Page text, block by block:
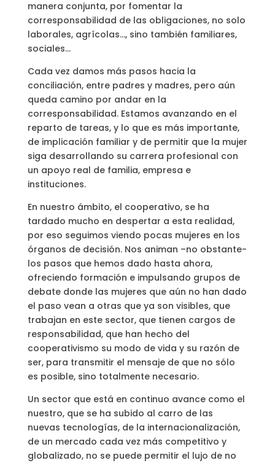
manera conjunta, por fomentar la
corresponsabilidad de las obligaciones, no solo
laborales, agrícolas…, sino también familiares,
sociales…
Cada vez damos más pasos hacia la
conciliación, entre padres y madres, pero aún
queda camino por andar en la
corresponsabilidad. Estamos avanzando en el
reparto de tareas, y lo que es más importante,
de implicación familiar y de permitir que la mujer
siga desarrollando su carrera profesional con
un apoyo real de familia, empresa e
instituciones.
En nuestro ámbito, el cooperativo, se ha
tardado mucho en despertar a esta realidad,
por eso seguimos viendo pocas mujeres en los
órganos de decisión. Nos animan –no obstante-
los pasos que hemos dado hasta ahora,
ofreciendo formación e impulsando grupos de
debate donde las mujeres que aún no han dado
el paso vean a otras que ya son visibles, que
trabajan en este sector, que tienen cargos de
responsabilidad, que han hecho del
cooperativismo su modo de vida y su razón de
ser, para transmitir el mensaje de que no sólo
es posible, sino totalmente necesario.
Un sector que está en continuo avance como el
nuestro, que se ha subido al carro de las
nuevas tecnologías, de la internacionalización,
de un mercado cada vez más competitivo y
globalizado, no se puede permitir el lujo de no